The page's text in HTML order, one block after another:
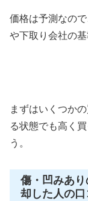
価格は予測なの
や下取り会社の
まずはいくつか
る状態でも高く
う。
傷・凹みあ
却した人の口